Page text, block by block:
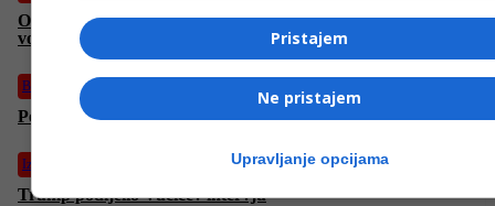
Obavještenje iz ViK-a: Veliki broj sarajevskih ulica ostaje bez
vode
BiH
Povećan oprez zbog smanjene vidljivosti i sanacije puteva
Izdvojeno
Trump podijelio Vučićev intervju
Pristajem
Ne pristajem
Upravljanje opcijama